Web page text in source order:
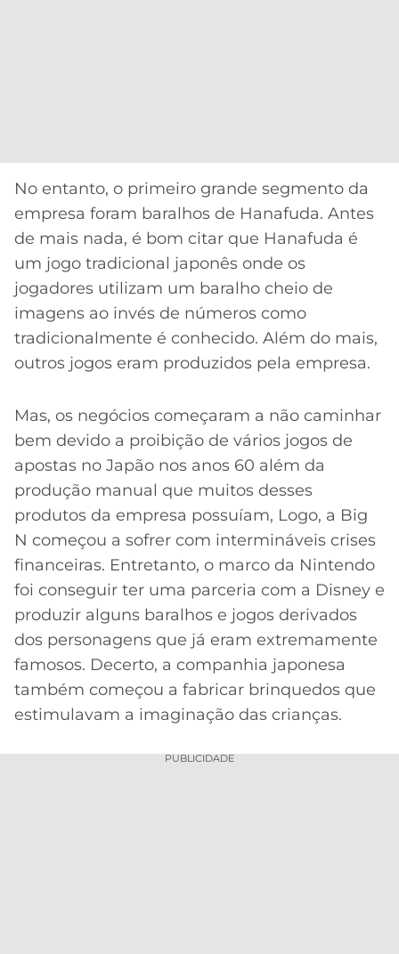
CRUZEIRO
No entanto, o primeiro grande segmento da
empresa foram baralhos de Hanafuda. Antes
de mais nada, é bom citar que Hanafuda é
um jogo tradicional japonês onde os
jogadores utilizam um baralho cheio de
imagens ao invés de números como
tradicionalmente é conhecido. Além do mais,
outros jogos eram produzidos pela empresa.
Mas, os negócios começaram a não caminhar
bem devido a proibição de vários jogos de
apostas no Japão nos anos 60 além da
produção manual que muitos desses
produtos da empresa possuíam, Logo, a Big
N começou a sofrer com intermináveis crises
financeiras. Entretanto, o marco da Nintendo
foi conseguir ter uma parceria com a Disney e
produzir alguns baralhos e jogos derivados
dos personagens que já eram extremamente
famosos. Decerto, a companhia japonesa
também começou a fabricar brinquedos que
estimulavam a imaginação das crianças.
PUBLICIDADE